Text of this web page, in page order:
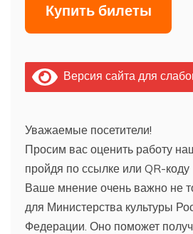
Купить билеты
Версия сайта для
Уважаемые посетители!
Просим вас оценить работу
пройдя по ссылке или QR-коду
Ваше мнение очень важно не
для Министерства культуры
Федерации. Оно поможет